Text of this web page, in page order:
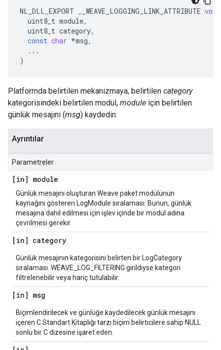
NL_DLL_EXPORT __WEAVE_LOGGING_LINK_ATTRIBUTE void
uint8_t module,
uint8_t category,
const char *msg,
...
)
Platformda belirtilen mekanizmaya, belirtilen category
kategorisindeki belirtilen modül, module için belirtilen
günlük mesajını (msg) kaydedin.
Ayrıntılar
Parametreler
[in] module
Günlük mesajını oluşturan Weave paket modülünün
kaynağını gösteren LogModule sıralaması. Bunun, günlük
mesajına dahil edilmesi için işlev içinde bir modül adına
çevrilmesi gerekir.
[in] category
Günlük mesajının kategorisini belirten bir LogCategory
sıralaması. WEAVE_LOG_FILTERING girildiyse kategori
filtrelenebilir veya hariç tutulabilir.
[in] msg
Biçimlendirilecek ve günlüğe kaydedilecek günlük mesajını
içeren C Standart Kitaplığı tarzı biçim belirticilere sahip NULL
sonlu bir C dizesine işaret eden.